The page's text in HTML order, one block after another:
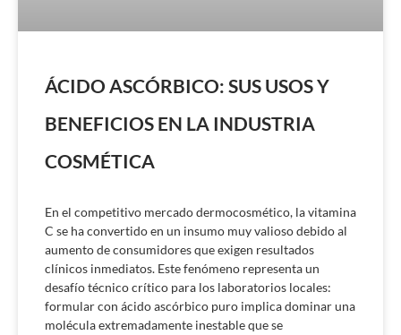
ÁCIDO ASCÓRBICO: SUS USOS Y
BENEFICIOS EN LA INDUSTRIA
COSMÉTICA
En el competitivo mercado dermocosmético, la vitamina
C se ha convertido en un insumo muy valioso debido al
aumento de consumidores que exigen resultados
clínicos inmediatos. Este fenómeno representa un
desafío técnico crítico para los laboratorios locales:
formular con ácido ascórbico puro implica dominar una
molécula extremadamente inestable que se